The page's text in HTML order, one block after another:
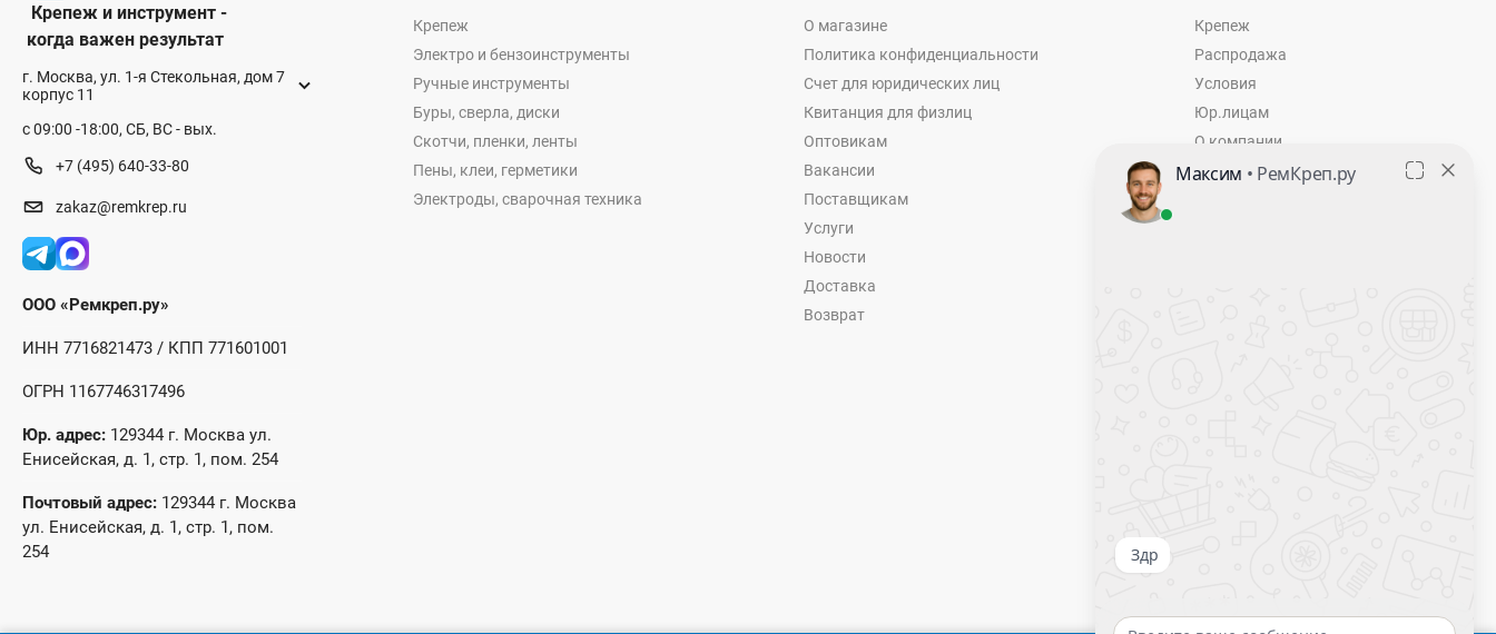
Крепеж и инструмент -
когда важен результат
г. Москва, ул. 1-я Стекольная, дом 7
корпус 11
с 09:00 -18:00, СБ, ВС - вых.
+7 (495) 640-33-80
zakaz@remkrep.ru
ООО «Ремкреп.ру»
ИНН 7716821473 / КПП 771601001
ОГРН 1167746317496
Юр. адрес: 129344 г. Москва ул.
Енисейская, д. 1, стр. 1, пом. 254
Почтовый адрес: 129344 г. Москва
ул. Енисейская, д. 1, стр. 1, пом.
254
Крепеж
Электро и бензоинструменты
Ручные инструменты
Буры, сверла, диски
Скотчи, пленки, ленты
Пены, клеи, герметики
Электроды, сварочная техника
О магазине
Политика конфиденциальности
Счет для юридических лиц
Квитанция для физлиц
Оптовикам
Вакансии
Поставщикам
Услуги
Новости
Доставка
Возврат
Крепеж
Распродажа
Условия
Юр.лицам
О компании
Контакты